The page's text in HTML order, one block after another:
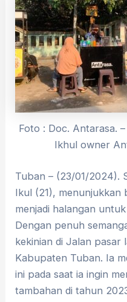
Foto : Doc. Antarasa.
Ikhul owner
Tuban – (23/01/2024).
Ikul (21), menunjukkan
menjadi halangan
Dengan penuh
kekinian di Jalan pasar
Kabupaten Tuban. Ia
ini pada saat ia ingin
tambahan di tahun